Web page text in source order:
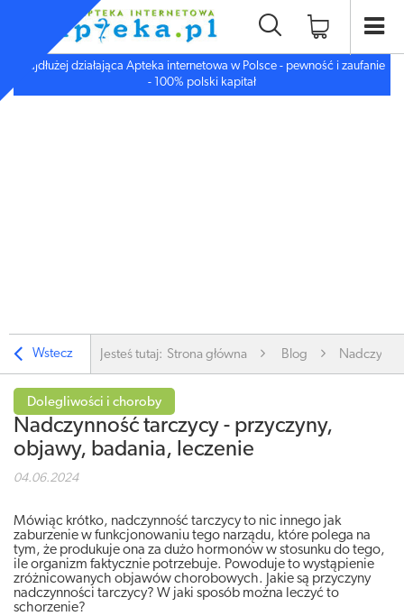
Najdłużej działająca Apteka internetowa w Polsce - pewność i zaufanie
- 100% polski kapitał
Wstecz Jesteś tutaj: Strona główna Blog
Nadczynność tarczycy - przyczyny,
objawy, badania, leczenie
04.06.2024
Dolegliwości i choroby
Mówiąc krótko, nadczynność tarczycy to nic innego jak
zaburzenie w funkcjonowaniu tego narządu, które polega na
tym, że produkuje ona za dużo hormonów w stosunku do tego,
ile organizm faktycznie potrzebuje. Powoduje to wystąpienie
zróżnicowanych objawów chorobowych. Jakie są przyczyny
nadczynności tarczycy? W jaki sposób można leczyć to
schorzenie?